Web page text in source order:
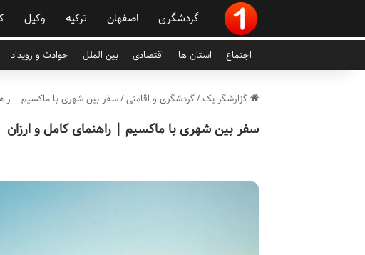
گردشگری اصفهان ترکیه وکیل
اجتماع استان ها اقتصادی بین الملل حوادث و رویداد
گزارشگر یک/گردشگری و اقامتی/سفر بین شهری با ماکسیم |
سفر بین شهری با ماکسیم | راهنمای کامل و ارزان